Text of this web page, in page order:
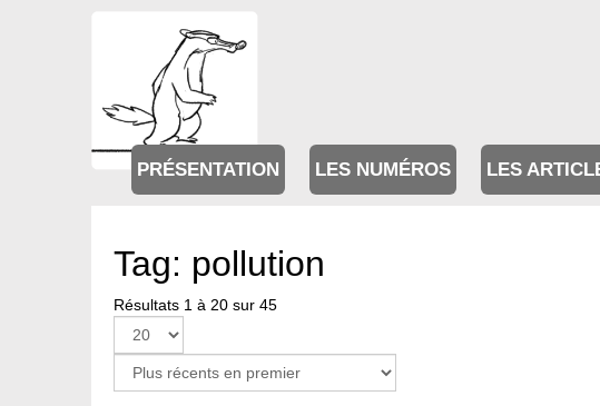
PRÉSENTATION LES NUMÉROS LES
Tag: pollution
Résultats 1 à 20 sur 45